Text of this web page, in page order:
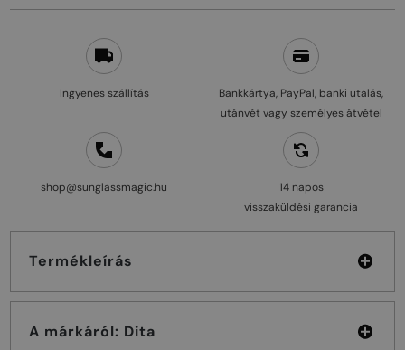
Ingyenes szállítás
Bankkártya, PayPal, banki utalás,
utánvét vagy személyes átvétel
shop@sunglassmagic.hu
14 napos
visszaküldési garancia
Termékleírás
A márkáról: Dita